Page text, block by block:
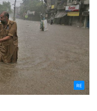
RE